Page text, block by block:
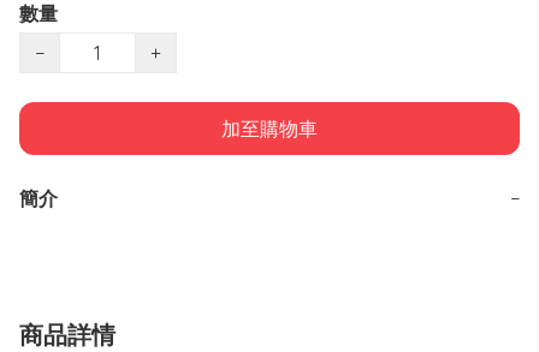
數量
−
+
加至購物車
簡介 −
商品詳情